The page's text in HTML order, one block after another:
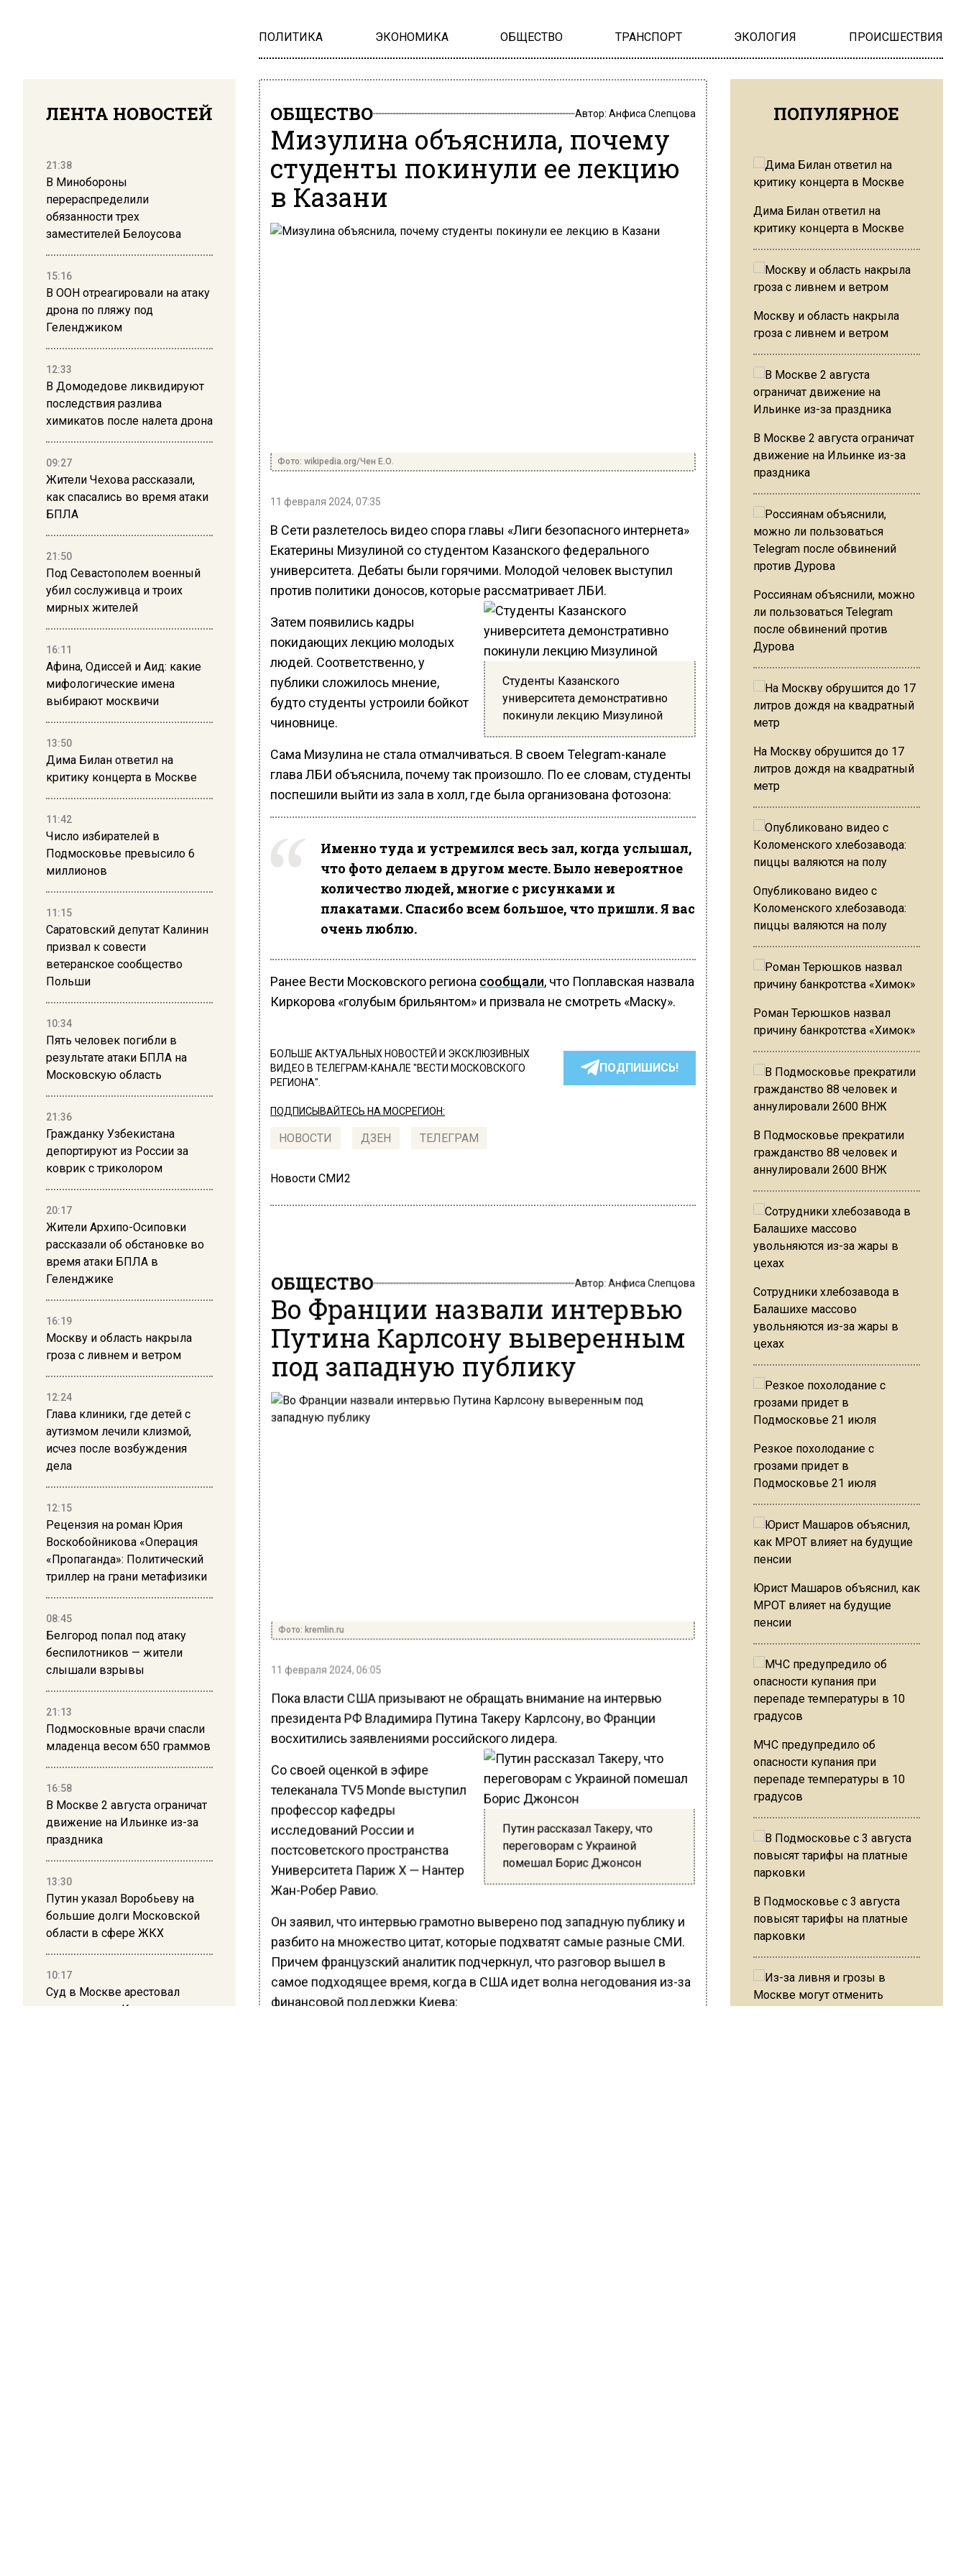
ПОЛИТИКА ЭКОНОМИКА ОБЩЕСТВО ТРАНСПОРТ ЭКОЛОГИЯ ПРОИСШЕСТВИЯ
ЛЕНТА НОВОСТЕЙ
21:38
В Минобороны
перераспределили
обязанности трех
заместителей Белоусова
15:16
В ООН отреагировали на атаку
дрона по пляжу под
Геленджиком
12:33
В Домодедове ликвидируют
последствия разлива
химикатов после налета дрона
09:27
Жители Чехова рассказали,
как спасались во время атаки
БПЛА
21:50
Под Севастополем военный
убил сослуживца и троих
мирных жителей
16:11
Афина, Одиссей и Аид: какие
мифологические имена
выбирают москвичи
13:50
Дима Билан ответил на
критику концерта в Москве
11:42
Число избирателей в
Подмосковье превысило 6
миллионов
11:15
Саратовский депутат Калинин
призвал к совести
ветеранское сообщество
Польши
10:34
Пять человек погибли в
результате атаки БПЛА на
Московскую область
21:36
Гражданку Узбекистана
депортируют из России за
коврик с триколором
20:17
Жители Архипо-Осиповки
рассказали об обстановке во
время атаки БПЛА в
Геленджике
16:19
Москву и область накрыла
гроза с ливнем и ветром
12:24
Глава клиники, где детей с
аутизмом лечили клизмой,
исчез после возбуждения
дела
12:15
Рецензия на роман Юрия
Воскобойникова «Операция
«Пропаганда»: Политический
триллер на грани метафизики
08:45
Белгород попал под атаку
беспилотников — жители
слышали взрывы
21:13
Подмосковные врачи спасли
младенца весом 650 граммов
16:58
В Москве 2 августа ограничат
движение на Ильинке из-за
праздника
13:30
Путин указал Воробьеву на
большие долги Московской
области в сфере ЖКХ
10:17
Суд в Москве арестовал
миллиардера Кустова и
ОБЩЕСТВО Автор: Анфиса Слепцова
Мизулина объяснила, почему
студенты покинули ее лекцию
в Казани
Фото: wikipedia.org/Чен Е.О.
11 февраля 2024, 07:35
В Сети разлетелось видео спора главы «Лиги безопасного интернета»
Екатерины Мизулиной со студентом Казанского федерального
университета. Дебаты были горячими. Молодой человек выступил
против политики доносов, которые рассматривает ЛБИ.
Студенты Казанского
университета демонстративно
покинули лекцию Мизулиной
Затем появились кадры
покидающих лекцию молодых
людей. Соответственно, у
публики сложилось мнение,
будто студенты устроили бойкот
чиновнице.
Сама Мизулина не стала отмалчиваться. В своем Telegram-канале
глава ЛБИ объяснила, почему так произошло. По ее словам, студенты
поспешили выйти из зала в холл, где была организована фотозона:
Именно туда и устремился весь зал, когда услышал,
что фото делаем в другом месте. Было невероятное
количество людей, многие с рисунками и
плакатами. Спасибо всем большое, что пришли. Я вас
очень люблю.
Ранее Вести Московского региона сообщали, что Поплавская назвала
Киркорова «голубым брильянтом» и призвала не смотреть «Маску».
БОЛЬШЕ АКТУАЛЬНЫХ НОВОСТЕЙ И ЭКСКЛЮЗИВНЫХ
ВИДЕО В ТЕЛЕГРАМ-КАНАЛЕ "ВЕСТИ МОСКОВСКОГО
РЕГИОНА".
ПОДПИШИСЬ!
ПОДПИСЫВАЙТЕСЬ НА МОСРЕГИОН:
НОВОСТИ ДЗЕН ТЕЛЕГРАМ
Новости СМИ2
ОБЩЕСТВО Автор: Анфиса Слепцова
Во Франции назвали интервью
Путина Карлсону выверенным
под западную публику
Фото: kremlin.ru
11 февраля 2024, 06:05
Пока власти США призывают не обращать внимание на интервью
президента РФ Владимира Путина Такеру Карлсону, во Франции
восхитились заявлениями российского лидера.
Путин рассказал Такеру, что
переговорам с Украиной
помешал Борис Джонсон
Со своей оценкой в эфире
телеканала TV5 Monde выступил
профессор кафедры
исследований России и
постсоветского пространства
Университета Париж X — Нантер
Жан-Робер Равио.
Он заявил, что интервью грамотно выверено под западную публику и
разбито на множество цитат, которые подхватят самые разные СМИ.
Причем французский аналитик подчеркнул, что разговор вышел в
самое подходящее время, когда в США идет волна негодования из-за
финансовой поддержки Киева:
ПОПУЛЯРНОЕ
Дима Билан ответил на
критику концерта в Москве
Москву и область накрыла
гроза с ливнем и ветром
В Москве 2 августа ограничат
движение на Ильинке из-за
праздника
Россиянам объяснили, можно
ли пользоваться Telegram
после обвинений против
Дурова
На Москву обрушится до 17
литров дождя на квадратный
метр
Опубликовано видео с
Коломенского хлебозавода:
пиццы валяются на полу
Роман Терюшков назвал
причину банкротства «Химок»
В Подмосковье прекратили
гражданство 88 человек и
аннулировали 2600 ВНЖ
Сотрудники хлебозавода в
Балашихе массово
увольняются из-за жары в
цехах
Резкое похолодание с
грозами придет в
Подмосковье 21 июля
Юрист Машаров объяснил, как
МРОТ влияет на будущие
пенсии
МЧС предупредило об
опасности купания при
перепаде температуры в 10
градусов
В Подмосковье с 3 августа
повысят тарифы на платные
парковки